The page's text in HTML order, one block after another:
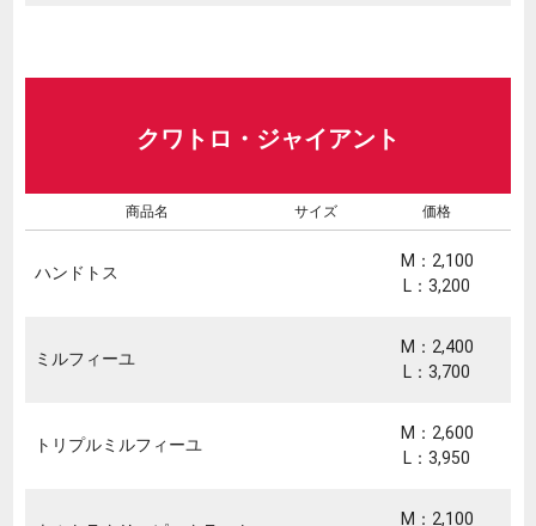
クワトロ・ジャイアント
商品名 サイズ 価格
ハンドトス
M：2,100
L：3,200
ミルフィーユ
M：2,400
L：3,700
トリプルミルフィーユ
M：2,600
L：3,950
M：2,100